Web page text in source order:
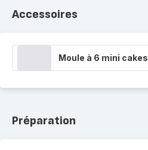
Accessoires
Moule à 6 mini cakes
Préparation